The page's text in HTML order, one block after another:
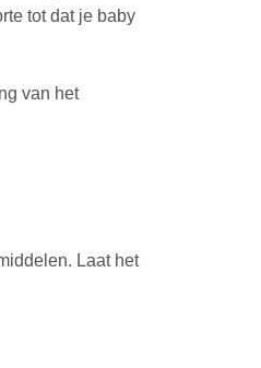
tot dat je baby
van het
Laat het